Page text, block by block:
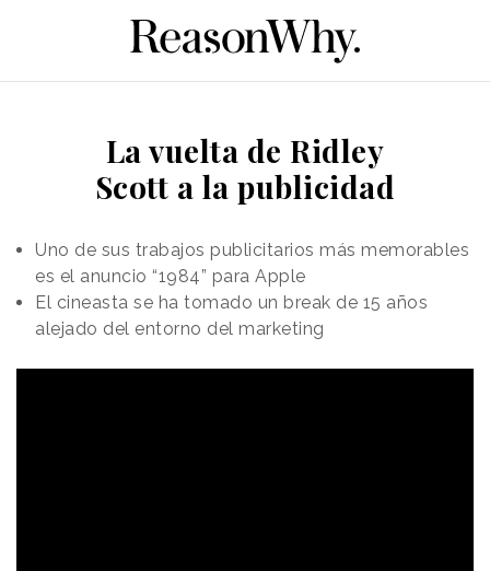
La vuelta de Ridley
Scott a la publicidad
Uno de sus trabajos publicitarios más memorables
es el anuncio “1984” para Apple
El cineasta se ha tomado un break de 15 años
alejado del entorno del marketing